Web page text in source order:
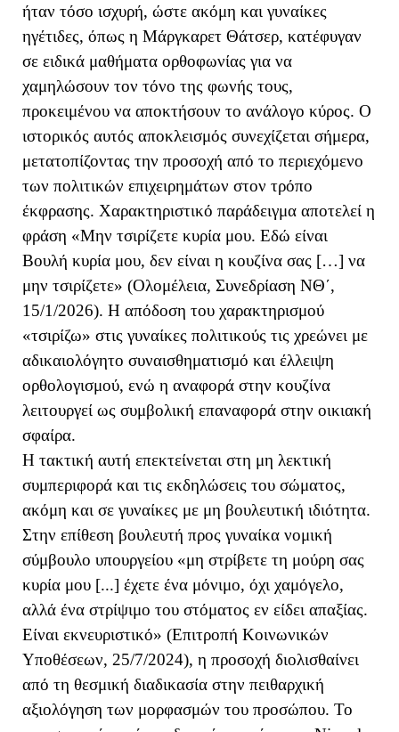
ήταν τόσο ισχυρή, ώστε ακόμη και γυναίκες
ηγέτιδες, όπως η Μάργκαρετ Θάτσερ, κατέφυγαν
σε ειδικά μαθήματα ορθοφωνίας για να
χαμηλώσουν τον τόνο της φωνής τους,
προκειμένου να αποκτήσουν το ανάλογο κύρος. Ο
ιστορικός αυτός αποκλεισμός συνεχίζεται σήμερα,
μετατοπίζοντας την προσοχή από το περιεχόμενο
των πολιτικών επιχειρημάτων στον τρόπο
έκφρασης. Χαρακτηριστικό παράδειγμα αποτελεί η
φράση «Μην τσιρίζετε κυρία μου. Εδώ είναι
Βουλή κυρία μου, δεν είναι η κουζίνα σας […] να
μην τσιρίζετε» (Ολομέλεια, Συνεδρίαση ΝΘ΄,
15/1/2026). Η απόδοση του χαρακτηρισμού
«τσιρίζω» στις γυναίκες πολιτικούς τις χρεώνει με
αδικαιολόγητο συναισθηματισμό και έλλειψη
ορθολογισμού, ενώ η αναφορά στην κουζίνα
λειτουργεί ως συμβολική επαναφορά στην οικιακή
σφαίρα.
Η τακτική αυτή επεκτείνεται στη μη λεκτική
συμπεριφορά και τις εκδηλώσεις του σώματος,
ακόμη και σε γυναίκες με μη βουλευτική ιδιότητα.
Στην επίθεση βουλευτή προς γυναίκα νομική
σύμβουλο υπουργείου «μη στρίβετε τη μούρη σας
κυρία μου [...] έχετε ένα μόνιμο, όχι χαμόγελο,
αλλά ένα στρίψιμο του στόματος εν είδει απαξίας.
Είναι εκνευριστικό» (Επιτροπή Κοινωνικών
Υποθέσεων, 25/7/2024), η προσοχή διολισθαίνει
από τη θεσμική διαδικασία στην πειθαρχική
αξιολόγηση των μορφασμών του προσώπου. Το